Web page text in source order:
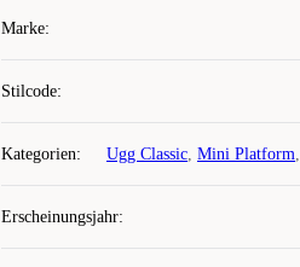
Marke:
Stilcode:
Kategorien: Ugg Classic, Mini Platform,
Erscheinungsjahr: